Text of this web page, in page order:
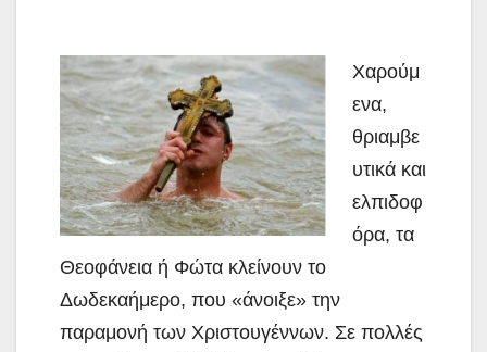
Χαρούμ
ενα,
θριαμβε
υτικά και
ελπιδοφ
όρα, τα
Θεοφάνεια ή Φώτα κλείνουν το
Δωδεκαήμερο, που «άνοιξε» την
παραμονή των Χριστουγέννων. Σε πολλές